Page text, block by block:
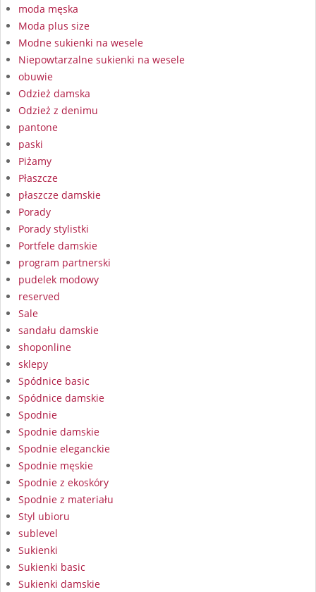
moda męska
Moda plus size
Modne sukienki na wesele
Niepowtarzalne sukienki na wesele
obuwie
Odzież damska
Odzież z denimu
pantone
paski
Piżamy
Płaszcze
płaszcze damskie
Porady
Porady stylistki
Portfele damskie
program partnerski
pudelek modowy
reserved
Sale
sandału damskie
shoponline
sklepy
Spódnice basic
Spódnice damskie
Spodnie
Spodnie damskie
Spodnie eleganckie
Spodnie męskie
Spodnie z ekoskóry
Spodnie z materiału
Styl ubioru
sublevel
Sukienki
Sukienki basic
Sukienki damskie